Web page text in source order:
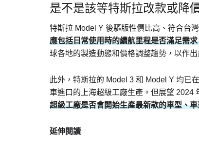
是不是該等特斯拉改款或降
特斯拉 Model Y 後驅版性價比高、符合台
應包括日常使用時的續航里程是否滿足需
球各地的製造動態和價格調整趨勢，以作出
此外，特斯拉的 Model 3 和 Model Y 均已
車進口的上海超級工廠生產。但展望 2024
超級工廠是否會開始生產最新款的車型、
延伸閱讀